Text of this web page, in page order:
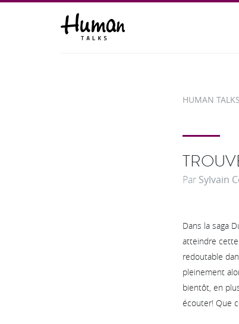
HUMAN TALKS
Par Sylvain
Dans la saga
atteindre
redoutable
pleinement
bientôt, en
écouter! Que